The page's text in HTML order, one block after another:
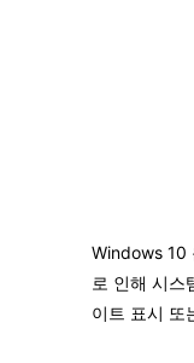
Windows 10
로 인해 시스
이트 표시 또